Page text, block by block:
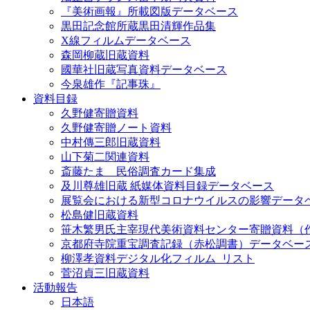
『美術画報』所載図版データベース
黒田記念館所蔵黒田清輝作品集
X線フィルムデータベース
森岡柳蔵旧蔵資料
國華社旧蔵写真資料データベース
今泉雄作『記事珠』
資料目録
久野健寄贈資料
久野健寄贈ノート資料
中村傳三郎旧蔵資料
山下菊二関連資料
斎藤たま 民俗調査カード集成
及川尊雄旧蔵 紙媒体資料目録データベース
展覧会における新型コロナウイルスの影響データ
松島健旧蔵資料
笹木繁男氏主宰現代美術資料センター寄贈資料（
京都府寺院重宝調査記録（赤松調書）データベー
柳澤孝資料デジタル化フィルム_リスト
菅沼貞三旧蔵資料
活動報告
日本語